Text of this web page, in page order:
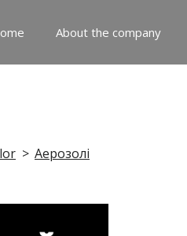
About the company
Аерозолі